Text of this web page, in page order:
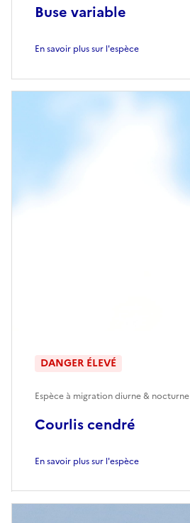
Buse variable
En savoir plus sur l'espèce
Courlis cendré
DANGER ÉLEVÉ
Espèce à migration diurne & nocturne
En savoir plus sur l'espèce